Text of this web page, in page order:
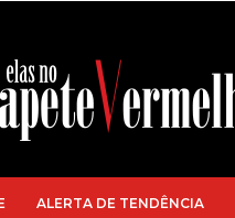
ALERTA DE TENDÊNCIA